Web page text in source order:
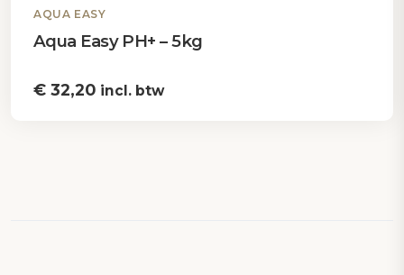
AQUA EASY
Aqua Easy PH+ – 5kg
€ 32,20 incl. btw